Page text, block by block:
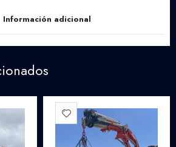
Información adicional